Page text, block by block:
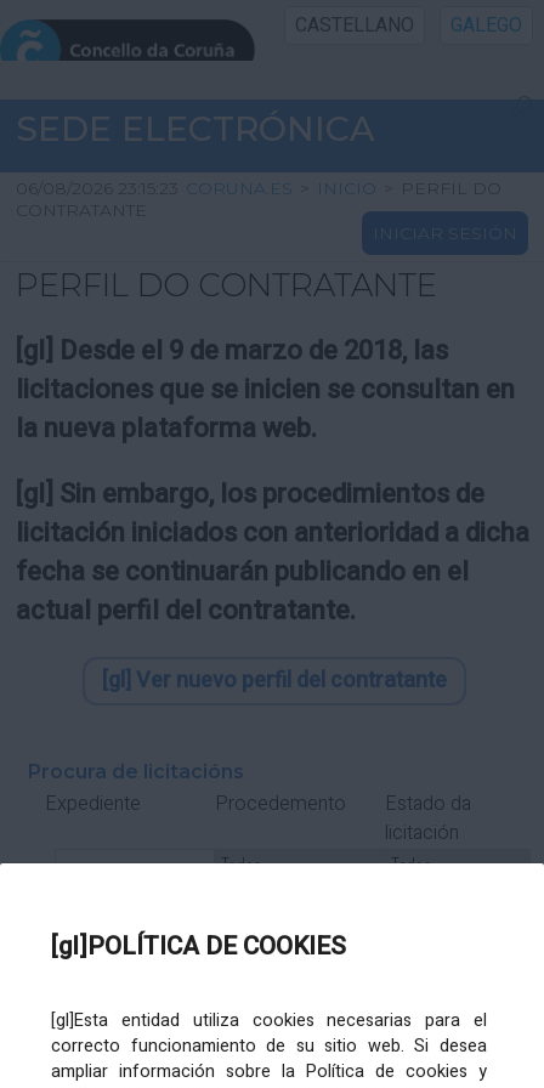
[gl]POLÍTICA DE COOKIES
[gl]Esta entidad utiliza cookies necesarias para el
correcto funcionamiento de su sitio web. Si desea
ampliar información sobre la Política de cookies y
CASTELLANO GALEGO
INICIO SEDE
INICIO
INFORMACIÓN PÚBLICA
UTILIDADES
SEDE ELECTRÓNICA
06/08/2026 23:15:23 CORUNA.ES > INICIO > PERFIL DO
CONTRATANTE
INICIAR SESIÓN
PERFIL DO CONTRATANTE
[gl] Desde el 9 de marzo de 2018, las
licitaciones que se inicien se consultan en
la nueva plataforma web.
[gl] Sin embargo, los procedimientos de
licitación iniciados con anterioridad a dicha
fecha se continuarán publicando en el
actual perfil del contratante.
[gl] Ver nuevo perfil del contratante
Procura de licitacións
Expediente Procedemento
Estado da
licitación
Subcontrato Tramitación
Órgano de contratación Título